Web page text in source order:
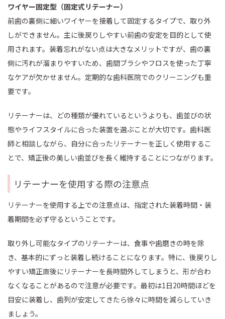
ワイヤー固定型（固定式リテーナー）
前歯の裏側に細いワイヤーを接着して固定するタイプで、取り外
しができません。主に後戻りしやすい前歯の安定を目的として使
用されます。装着忘れがない点は大きなメリットですが、歯の裏
側に汚れが溜まりやすいため、歯間ブラシやフロスを使った丁寧
なケアが欠かせません。定期的な歯科医院でのクリーニングも重
要です。
リテーナーは、どの種類が優れているというよりも、歯並びの状
態やライフスタイルに合った装置を選ぶことが大切です。歯科医
師と相談しながら、自分に合ったリテーナーを正しく使用するこ
とで、矯正後の美しい歯並びを長く維持することにつながります。
リテーナーを使用する際の注意点
リテーナーを使用する上での注意点は、指定された装着時間・装
着期間を必ず守るということです。
取り外し可能なタイプのリテーナーは、食事や歯磨きの時を除
き、基本的にずっと装着し続けることになります。特に、後戻りし
やすい矯正直後にリテーナーを長時間外してしまうと、形が合わ
なくなることがあるので注意が必要です。最初は1日20時間ほどを
目安に装着し、歯列が安定してきたら徐々に時間を減らしていき
ましょう。